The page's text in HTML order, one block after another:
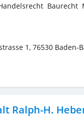
Baurecht
1 , 76530 Baden-
Ralph-H.